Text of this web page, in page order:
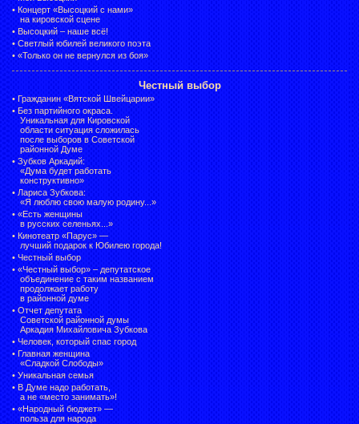
• Концерт «Высоцкий с нами»
на кировской сцене
• Высоцкий – наше всё!
• Светлый юбилей великого поэта
• «Только он не вернулся из боя»
Честный выбор
• Гражданин «Вятской Швейцарии»
• Без партийного окраса.
Уникальная для Кировской
области ситуация сложилась
после выборов в Советской
районной Думе
• Зубков Аркадий:
«Дума будет работать
конструктивно»
• Лариса Зубкова:
«Я люблю свою малую родину...»
• «Есть женщины
в русских селеньях...»
• Кинотеатр «Парус» —
лучший подарок к Юбилею города!
• Честный выбор
• «Честный выбор» – депутатское
объединение с таким названием
продолжает работу
в районной думе
• Отчет депутата
Советской районной думы
Аркадия Михайловича Зубкова
• Человек, который спас город
• Главная женщина
«Сладкой Слободы»
• Уникальная семья
• В Думе надо работать,
а не «место занимать»!
• «Народный бюджет» —
польза для народа